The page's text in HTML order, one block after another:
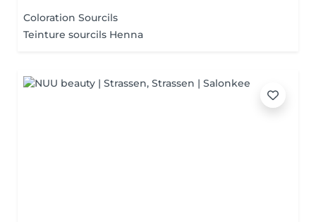
Coloration Sourcils
Teinture sourcils Henna